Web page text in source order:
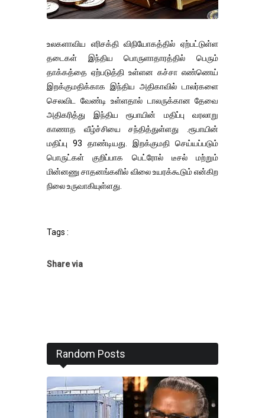
உலகளாவிய எரிசக்தி விநியோகத்தில் ஏற்பட்டுள்ள
தடைகள் இந்திய பொருளாதாரத்தில் பெரும்
தாக்கத்தை ஏற்படுத்தி உள்ளன கச்சா எண்ணெய்
இறக்குமதிக்காக இந்திய அதிகாவில் டாலர்களை
செலவிட வேண்டி உள்ளதால் டாலருக்கான தேவை
அதிகரித்து இந்திய ரூபாயின் மதிப்பு வரலாறு
காணாத வீழ்ச்சியை சந்தித்துள்ளது .ரூபாயின்
மதிப்பு 93 தாண்டியது. இறக்குமதி செய்யப்படும்
பொருட்கள் குறிப்பாக பெட்ரோல் டீசல் மற்றும்
மின்னணு சாதனங்களில் விலை உயரக்கூடும் என்கிற
நிலை உருவாகியுள்ளது.
Tags :
Share via
Random Posts